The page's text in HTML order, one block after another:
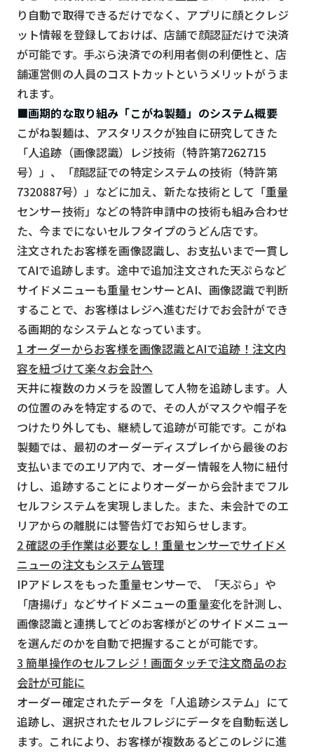
り自動で取得できるだけでなく、アプリに顔とクレジ
ット情報を登録しておけば、店舗で顔認証だけで決済
が可能です。手ぶら決済での利用者側の利便性と、店
舗運営側の人員のコストカットというメリットがうま
れます。
■画期的な取り組み「こがね製麺」のシステム概要
こがね製麺は、アスタリスクが独自に研究してきた
「人追跡（画像認識）レジ技術（特許第7262715
号）」、「顔認証での特定システムの技術（特許第
7320887号）」などに加え、新たな技術として「重量
センサー技術」などの特許申請中の技術も組み合わせ
た、今までにないセルフタイプのうどん店です。
注文されたお客様を画像認識し、お支払いまで一貫し
てAIで追跡します。途中で追加注文された天ぷらなど
サイドメニューも重量センサーとAI、画像認識で判断
することで、お客様はレジへ進むだけでお会計ができ
る画期的なシステムとなっています。
1 オーダーからお客様を画像認識とAIで追跡！注文内
容を紐づけて楽々お会計へ
天井に複数のカメラを設置して人物を追跡します。人
の位置のみを特定するので、その人がマスクや帽子を
つけたり外しても、継続して追跡が可能です。こがね
製麺では、最初のオーダーディスプレイから最後のお
支払いまでのエリア内で、オーダー情報を人物に紐付
けし、追跡することによりオーダーから会計までフル
セルフシステムを実現しました。また、未会計でのエ
リアからの離脱には警告灯でお知らせします。
2 確認の手作業は必要なし！重量センサーでサイドメ
ニューの注文もシステム管理
IPアドレスをもった重量センサーで、「天ぷら」や
「唐揚げ」などサイドメニューの重量変化を計測し、
画像認識と連携してどのお客様がどのサイドメニュー
を選んだのかを自動で把握することが可能です。
3 簡単操作のセルフレジ！画面タッチで注文商品のお
会計が可能に
オーダー確定されたデータを「人追跡システム」にて
追跡し、選択されたセルフレジにデータを自動転送し
ます。これにより、お客様が複数あるどこのレジに進